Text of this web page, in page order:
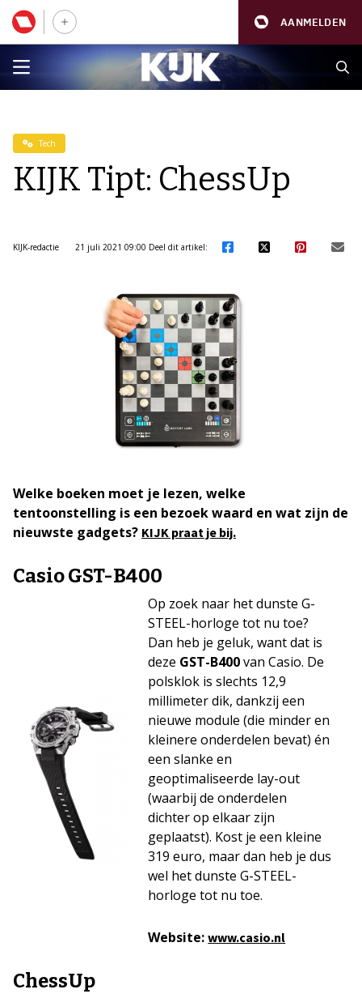
AANMELDEN
Tech
KIJK Tipt: ChessUp
KIJK-redactie 21 juli 2021 09:00 Deel dit artikel:
Welke boeken moet je lezen, welke
tentoonstelling is een bezoek waard en wat zijn de
nieuwste gadgets? KIJK praat je bij.
Casio GST-B400
Op zoek naar het dunste G-
STEEL-horloge tot nu toe?
Dan heb je geluk, want dat is
deze GST-B400van Casio. De
polsklok is slechts 12,9
millimeter dik, dankzij een
nieuwe module (die minder en
kleinere onderdelen bevat) én
een slanke en
geoptimaliseerde lay-out
(waarbij de onderdelen
dichter op elkaar zijn
geplaatst). Kost je een kleine
319 euro, maar dan heb je dus
wel het dunste G-STEEL-
horloge tot nu toe.
Website:www.casio.nl
ChessUp